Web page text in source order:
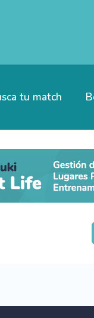
tu match